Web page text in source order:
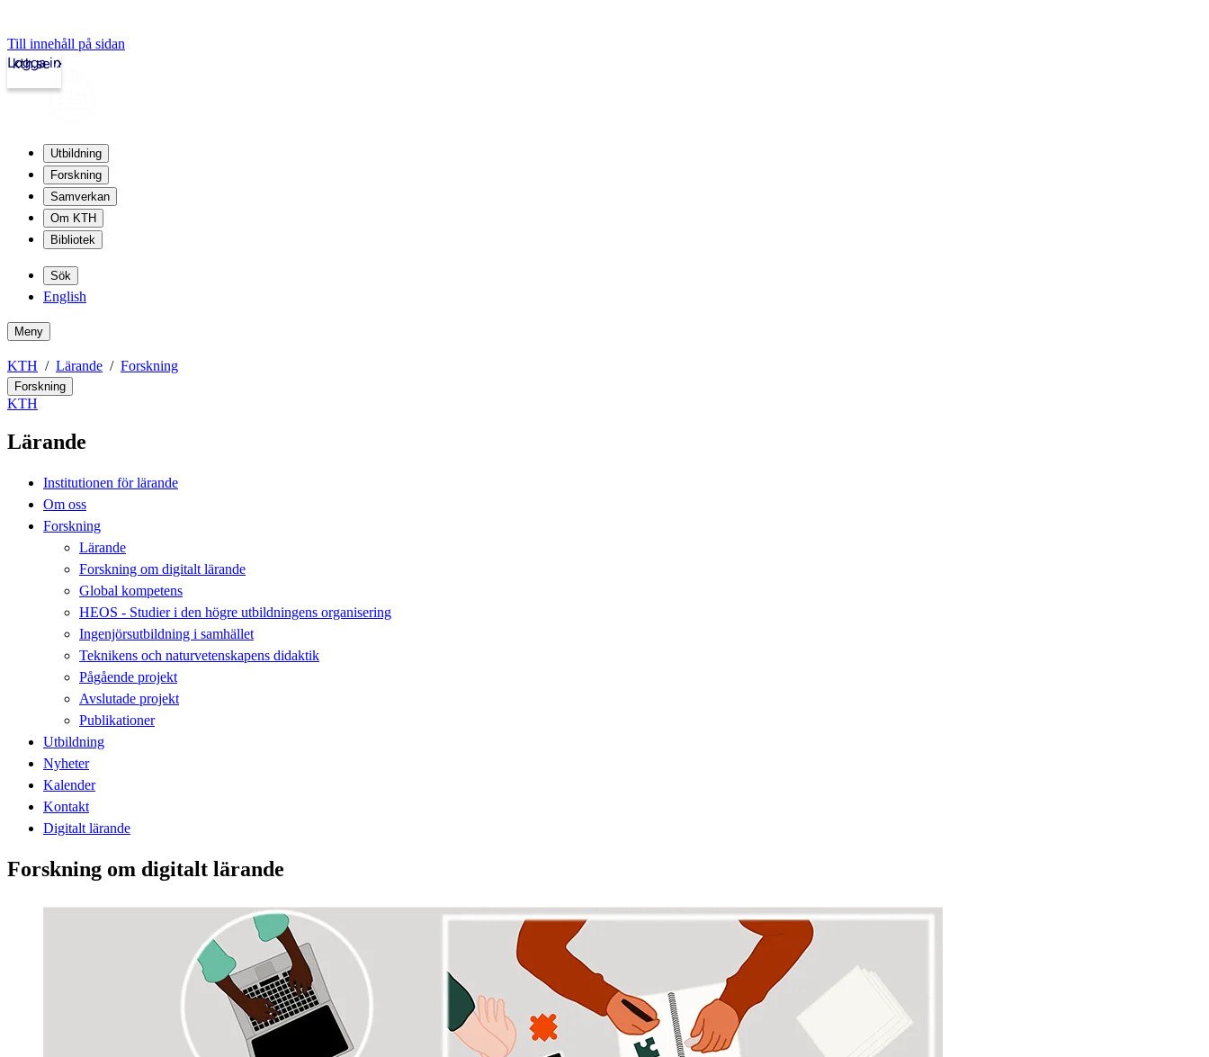
Till innehåll på sidan
kth.se
Logga in
Utbildning
Forskning
Samverkan
Om KTH
Bibliotek
Sök
English
Meny
KTH Lärande Forskning
Forskning
KTH
Lärande
Institutionen för lärande
Om oss
Forskning
Lärande
Forskning om digitalt lärande
Global kompetens
HEOS - Studier i den högre utbildningens organisering
Ingenjörsutbildning i samhället
Teknikens och naturvetenskapens didaktik
Pågående projekt
Avslutade projekt
Publikationer
Utbildning
Nyheter
Kalender
Kontakt
Digitalt lärande
Forskning om digitalt lärande